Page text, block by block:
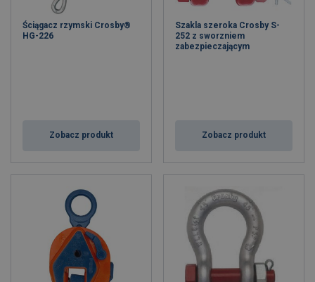
Ściągacz rzymski Crosby®
HG-226
Zobacz produkt
Szakla szeroka Crosby S-
252 z sworzniem
zabezpieczającym
Zobacz produkt